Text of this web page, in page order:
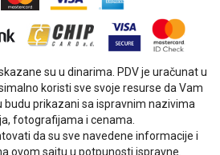
su u dinarima. PDV je uračunat u
koristi sve svoje resurse da Vam
budu prikazani sa ispravnim nazivima
fotografijama i cenama.
da su sve navedene informacije i
ovom sajtu u potpunosti ispravne.